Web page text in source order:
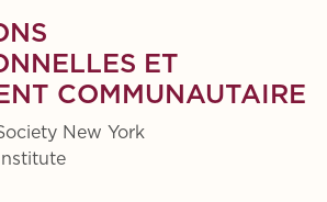
ET
COMMUNAUTAIRE
New York